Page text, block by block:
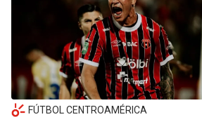
FÚTBOL CENTROAMÉRICA